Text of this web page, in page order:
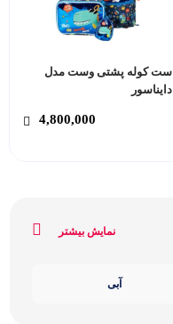
ست کوله پشتی وست مدل
دایناسور
4,800,000
نمایش بیشتر
آبی